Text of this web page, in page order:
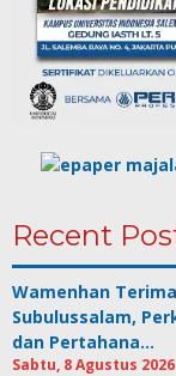
Recent
Wamenhan
Subulussalam,
dan Pertahana…
Sabtu, 8 Agustus 2026